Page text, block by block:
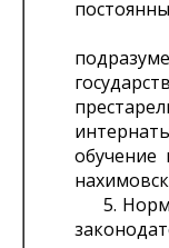
под
обучение
5.